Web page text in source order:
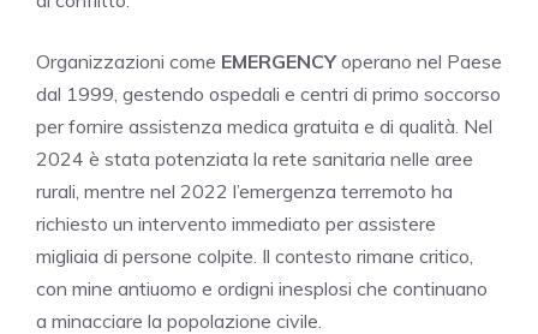
Organizzazioni come EMERGENCYoperano nel Paese
dal 1999, gestendo ospedali e centri di primo soccorso
per fornire assistenza medica gratuita e di qualità. Nel
2024 è stata potenziata la rete sanitaria nelle aree
rurali, mentre nel 2022 l’emergenza terremoto ha
richiesto un intervento immediato per assistere
migliaia di persone colpite. Il contesto rimane critico,
con mine antiuomo e ordigni inesplosi che continuano
a minacciare la popolazione civile.